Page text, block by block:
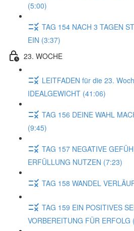
(5:00)
TAG 154 NACH 3 TAGEN
EIN (3:37)
23. WOCHE
LEITFADEN für die 23.
IDEALGEWICHT (41:06)
TAG 156 DEINE WAHL
(9:45)
TAG 157 NEGATIVE
ERFÜLLUNG NUTZEN (7:23)
TAG 158 WANDEL
TAG 159 EIN POSITIVES
VORBEREITUNG FÜR ERFOLG